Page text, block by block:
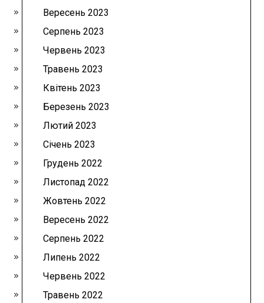
Вересень 2023
Серпень 2023
Червень 2023
Травень 2023
Квітень 2023
Березень 2023
Лютий 2023
Січень 2023
Грудень 2022
Листопад 2022
Жовтень 2022
Вересень 2022
Серпень 2022
Липень 2022
Червень 2022
Травень 2022